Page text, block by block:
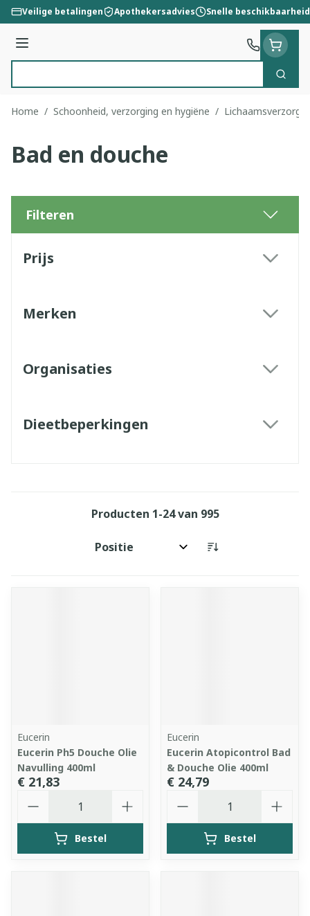
Ga naar de inhoud
Veilige betalingen Apothekersadvies Snelle beschikbaarheid
Menu
Zoek
Home / Schoonheid, verzorging en hygiëne /
Bad en douche
Filteren
Prijs
Merken
Organisaties
Dieetbeperkingen
Producten 1-24van 995
Sorteer op:
Eucerin
Eucerin Ph5 Douche Olie
Navulling 400ml
€ 21,83
Bestel
Eucerin
Eucerin Atopicontrol Bad
& Douche Olie 400ml
€ 24,79
Bestel